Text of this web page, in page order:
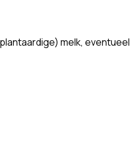
melk, eventueel